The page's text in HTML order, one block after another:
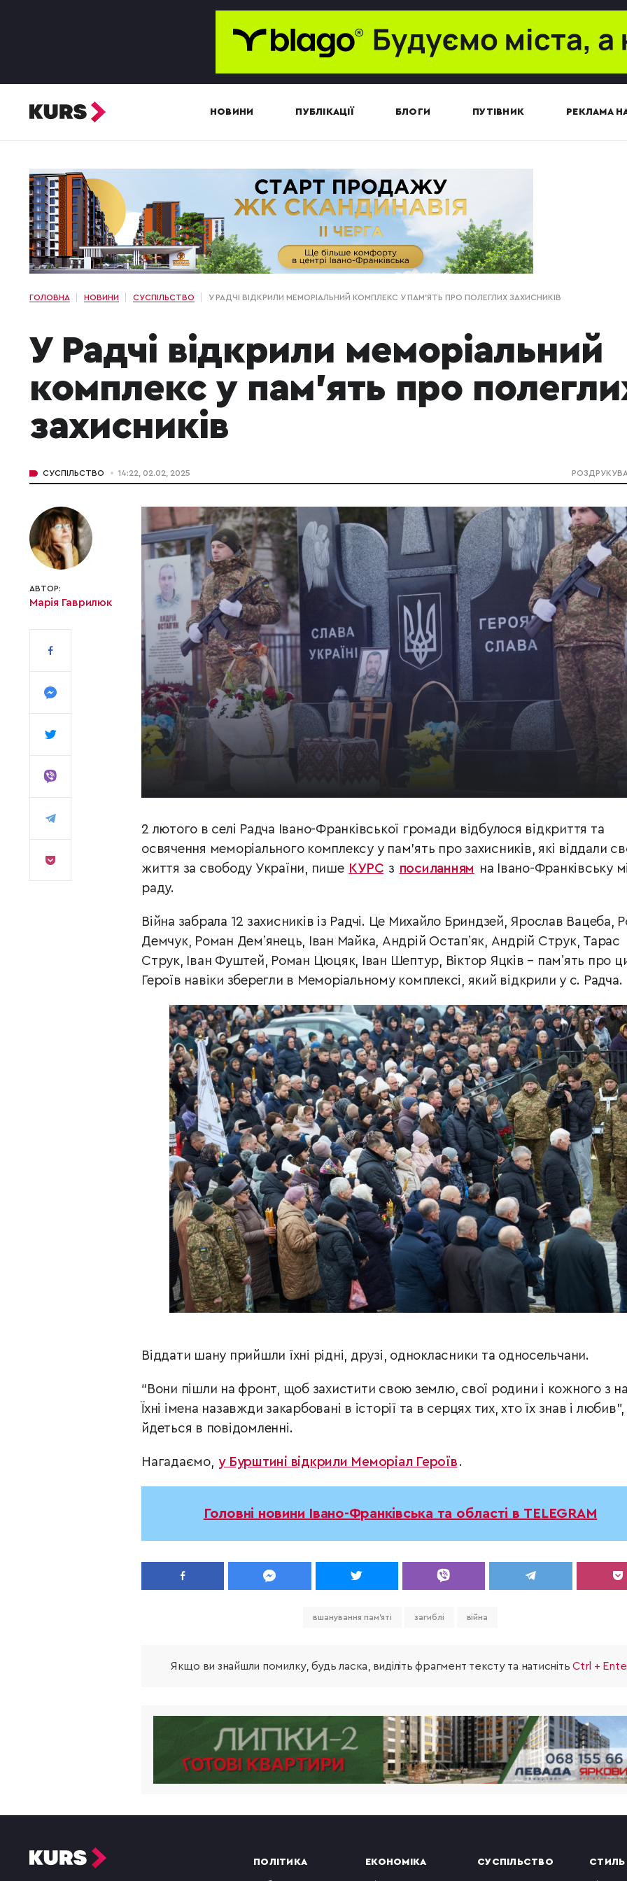
НОВИНИ ПУБЛІКАЦІЇ БЛОГИ ПУТІВНИК РЕКЛАМА
ГОЛОВНА НОВИНИ СУСПІЛЬСТВО У РАДЧІ ВІДКРИЛИ МЕМОРІАЛЬНИЙ КОМПЛЕКС У ПАМ'ЯТЬ ПРО ПОЛЕГЛИХ ЗАХИСНИКІВ
У Радчі відкрили меморіальний
комплекс у пам'ять про
захисників
СУСПІЛЬСТВО 14:22, 02.02, 2025
АВТОР:
Марія Гаврилюк
2 лютого в селі Радча Івано-Франківської громади відбулося відкриття та
освячення меморіального комплексу у пам’ять про захисників, які віддали
життя за свободу України, пише КУРС з посиланням на Івано-Франківську
раду.
Війна забрала 12 захисників із Радчі. Це Михайло Бриндзей, Ярослав Вацеба,
Демчук, Роман Демʼянець, Іван Майка, Андрій Остапʼяк, Андрій Струк, Тарас
Струк, Іван Фуштей, Роман Цюцяк, Іван Шептур, Віктор Яцків – памʼять про
Героїв навіки зберегли в Меморіальному комплексі, який відкрили у с. Радча.
Віддати шану прийшли їхні рідні, друзі, однокласники та односельчани.
“Вони пішли на фронт, щоб захистити свою землю, свої родини і кожного з
Їхні імена назавжди закарбовані в історії та в серцях тих, хто їх знав і любив”,
йдеться в повідомленні.
Нагадаємо, у Бурштині відкрили Меморіал Героїв .
Головні новини Івано-Франківська та області в TELEGRAM
вшанування пам'яті загиблі війна
Якщо ви знайшли помилку, будь ласка, виділіть фрагмент тексту та натиснітьCtrl +
ПОЛІТИКА ЕКОНОМІКА СУСПІЛЬСТВО